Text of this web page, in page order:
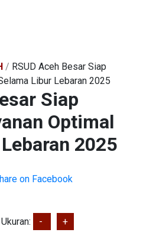
/ RSUD Aceh Besar Siap
Libur Lebaran 2025
Siap
Optimal
2025
Ukuran: - +